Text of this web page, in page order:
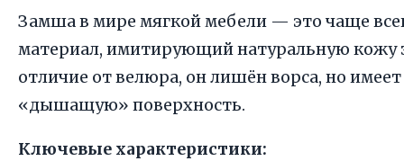
Замша в мире мягкой мебели — это чаще
материал, имитирующий натуральную кожу
отличие от велюра, он лишён ворса, но
«дышащую» поверхность.
Ключевые характеристики: